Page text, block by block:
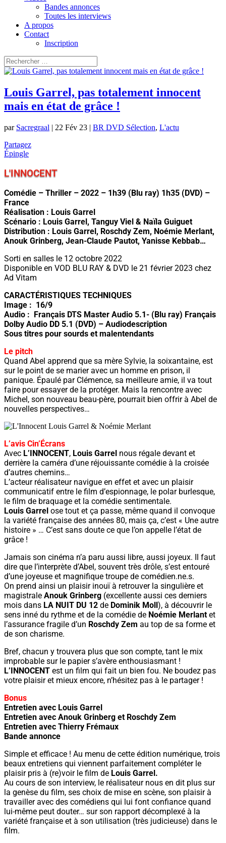
Bandes annonces
Toutes les interviews
A propos
Contact
Inscription
Louis Garrel, pas totalement innocent
mais en état de grâce !
par Sacregraal | 22 Fév 23 | BR DVD Sélection, L'actu
Partagez
Épingle
L'INNOCENT
Comédie – Thriller – 2022 – 1h39 (Blu ray) 1h35 (DVD) –
France
Réalisation : Louis Garrel
Scénario : Louis Garrel, Tanguy Viel & Naïla Guiguet
Distribution : Louis Garrel, Roschdy Zem, Noémie Merlant,
Anouk Grinberg, Jean-Claude Pautot, Yanisse Kebbab…
Sorti en salles le 12 octobre 2022
Disponible en VOD BLU RAY & DVD le 21 février 2023 chez
Ad Vitam
CARACTÉRISTIQUES TECHNIQUES
Image : 16/9
Audio : Français DTS Master Audio 5.1- (Blu ray) Français
Dolby Audio DD 5.1 (DVD) – Audiodescription
Sous titres pour sourds et malentendants
Le pitch
Quand Abel apprend que sa mère Sylvie, la soixantaine, est
sur le point de se marier avec un homme en prison, il
panique. Épaulé par Clémence, sa meilleure amie, il va tout
faire pour essayer de la protéger. Mais la rencontre avec
Michel, son nouveau beau-père, pourrait bien offrir à Abel de
nouvelles perspectives…
L’avis Cin’Écrans
Avec L’INNOCENT, Louis Garrel nous régale devant et
derrière la caméra d’une réjouissante comédie à la croisée
d’autres chemins…
L’acteur réalisateur navigue en effet et avec un plaisir
communicatif entre le film d’espionnage, le polar burlesque,
le film de braquage et la comédie sentimentale.
Louis Garrel ose tout et ça passe, même quand il convoque
la variété française des années 80, mais ça, c’est « Une autre
histoire » … C’est sans doute ce que l’on appelle l’état de
grâce !
Jamais son cinéma n’a paru aussi libre, aussi joyeux. Il faut
dire que l’interprète d’Abel, souvent très drôle, s’est entouré
d’une joyeuse et magnifique troupe de comédien.ne.s.
On prend ainsi un plaisir inouï à retrouver la singulière et
magistrale Anouk Grinberg (excellente aussi ces derniers
mois dans LA NUIT DU 12 de Dominik Moll ), à découvrir le
sens inné du rythme et de la comédie de Noémie Merlantet
l’assurance fragile d’un Roschdy Zem au top de sa forme et
de son charisme.
Bref, chacun y trouvera plus que son compte, tant le mix
improbable sur le papier s’avère enthousiasmant !
L’INNOCENT est un film qui fait un bien fou. Ne boudez pas
votre plaisir et mieux encore, n’hésitez pas à le partager !
Bonus
Entretien avec Louis Garrel
Entretien avec Anouk Grinberg et Roschdy Zem
Entretien avec Thierry Frémaux
Bande annonce
Simple et efficace ! Au menu de cette édition numérique, trois
beaux entretiens qui viennent parfaitement compléter le
plaisir pris à (re)voir le film de Louis Garrel.
Au cours de son interview, le réalisateur nous en dit plus sur
la genèse du film, ses choix de mise en scène, son plaisir à
travailler avec des comédiens qui lui font confiance quand
lui-même peut douter… sur son rapport décomplexé à la
variété française et à son utilisation (très judicieuse) dans le
film.